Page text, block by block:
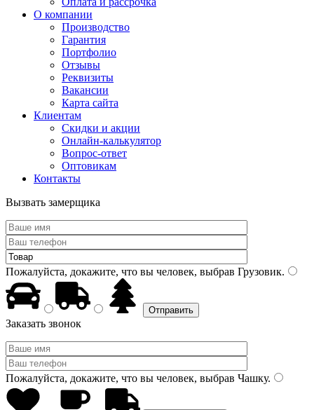
О компании
Производство
Гарантия
Портфолио
Отзывы
Реквизиты
Вакансии
Карта сайта
Клиентам
Скидки и акции
Онлайн-калькулятор
Вопрос-ответ
Оптовикам
Контакты
Вызвать замерщика
Пожалуйста, докажите, что вы человек, выбрав Грузовик.
Заказать звонок
Пожалуйста, докажите, что вы человек, выбрав Чашку.